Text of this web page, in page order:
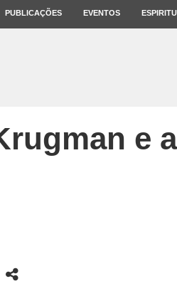
PUBLICAÇÕES EVENTOS
e